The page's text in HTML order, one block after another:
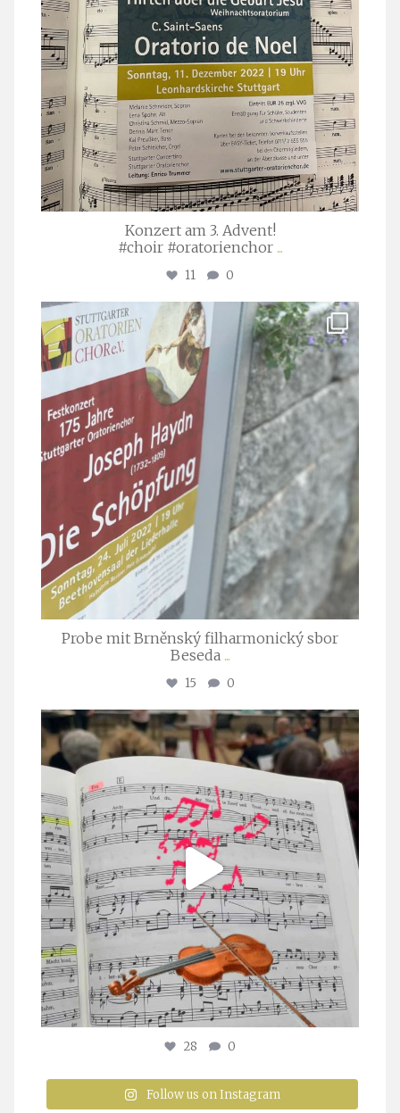
Konzert am 3. Advent!
#choir #oratorienchor ...
11 0
stuttgarter_oratorienchor
Juli 23
Probe mit Brněnský filharmonický sbor
Beseda ...
15 0
stuttgarter_oratorienchor
Juli 23
28 0
Follow us on Instagram